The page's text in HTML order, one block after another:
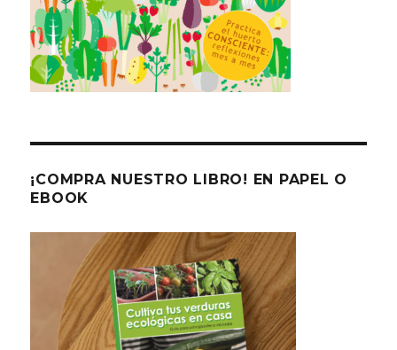
¡COMPRA NUESTRO LIBRO! EN PAPEL O
EBOOK